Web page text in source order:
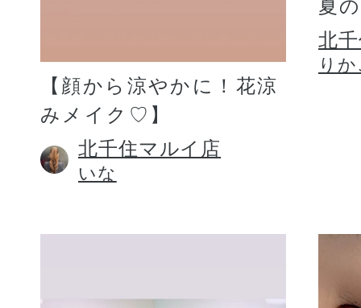
【顔から涼やかに！花涼
みメイク♡】
北千住マルイ店
いな
夏
北
り